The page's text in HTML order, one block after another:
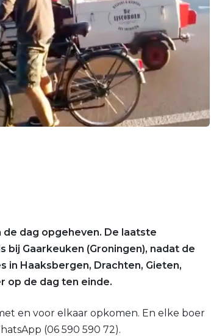
dag opgeheven. De laatste
bij Gaarkeuken (Groningen), nadat de
Haaksbergen, Drachten, Gieten,
op de dag ten einde.
en voor elkaar opkomen. En elke boer
(06 590 590 72).